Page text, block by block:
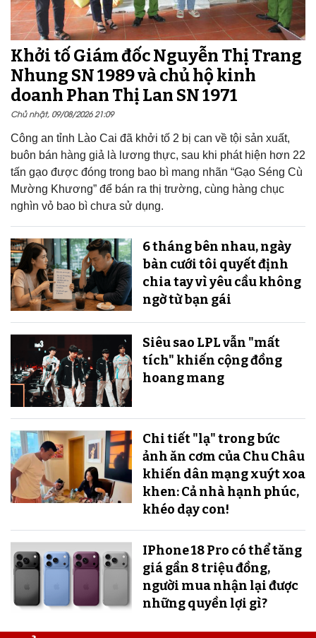
Khởi tố Giám đốc Nguyễn Thị Trang
Nhung SN 1989 và chủ hộ kinh
doanh Phan Thị Lan SN 1971
Chủ nhật, 09/08/2026 21:09
Công an tỉnh Lào Cai đã khởi tố 2 bị can về tội sản xuất,
buôn bán hàng giả là lương thực, sau khi phát hiện hơn 22
tấn gạo được đóng trong bao bì mang nhãn “Gạo Séng Cù
Mường Khương” để bán ra thị trường, cùng hàng chục
nghìn vỏ bao bì chưa sử dụng.
6 tháng bên nhau, ngày
bàn cưới tôi quyết định
chia tay vì yêu cầu không
ngờ từ bạn gái
Siêu sao LPL vẫn "mất
tích" khiến cộng đồng
hoang mang
Chi tiết "lạ" trong bức
ảnh ăn cơm của Chu Châu
khiến dân mạng xuýt xoa
khen: Cả nhà hạnh phúc,
khéo dạy con!
IPhone 18 Pro có thể tăng
giá gần 8 triệu đồng,
người mua nhận lại được
những quyền lợi gì?